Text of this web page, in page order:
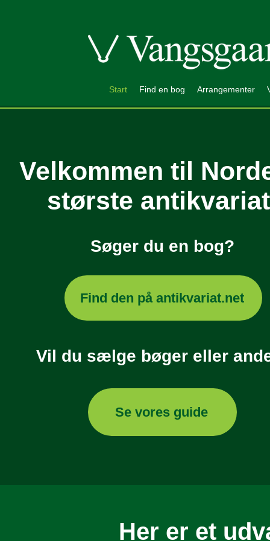
Start Find en bog Arrangementer
Velkommen til
største
Søger du en bog?
Find den på antikvariat.net
Vil du sælge bøger eller
Se vores guide
Her er et